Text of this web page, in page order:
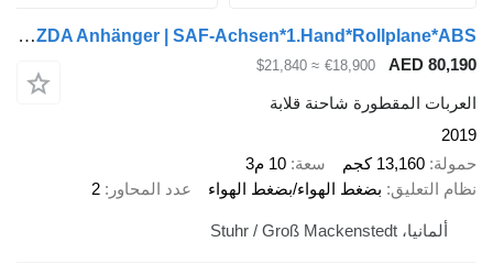
Meiller MZDA Anhänger | SAF-Achsen*1.Hand*Rollplane*ABS
AED 80,190
€18,900
≈ $21,840
العربات المقطورة شاحنة قلابة
2019
حمولة 13,160 كجم سعة 10 م3
نظام التعليق بضغط الهواء/بضغط الهواء عدد المحاور 2
ألمانيا، Stuhr / Groß Mackenstedt